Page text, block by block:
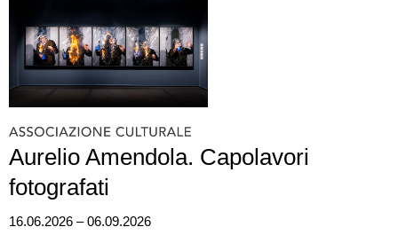
Aurelio Amendola. Capolavori
fotografati
16.06.2026 – 06.09.2026